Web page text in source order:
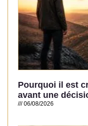
Pourquoi il est
avant une
06/08/2026